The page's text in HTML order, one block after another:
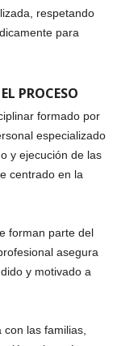
respetando
para
PROCESO
formado por
especializado
y ejecución de las
centrado en la
forman parte del
asegura
y motivado a
las familias,